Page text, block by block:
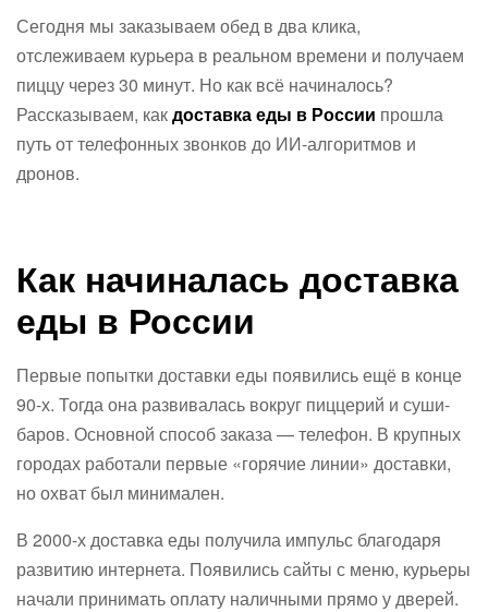
Сегодня мы заказываем обед в два клика,
отслеживаем курьера в реальном времени и получаем
пиццу через 30 минут. Но как всё начиналось?
Рассказываем, какдоставка еды в России прошла
путь от телефонных звонков до ИИ-алгоритмов и
дронов.
Как начиналась доставка
еды в России
Первые попытки доставки еды появились ещё в конце
90-х. Тогда она развивалась вокруг пиццерий и суши-
баров. Основной способ заказа — телефон. В крупных
городах работали первые «горячие линии» доставки,
но охват был минимален.
В 2000-х доставка еды получила импульс благодаря
развитию интернета. Появились сайты с меню, курьеры
начали принимать оплату наличными прямо у дверей.